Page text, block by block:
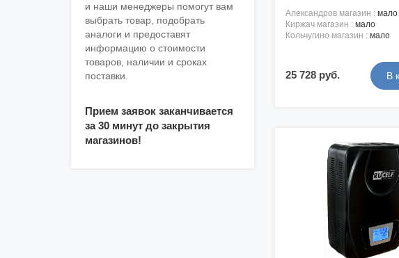
и наши менеджеры помогут вам
выбрать товар, подобрать
аналоги и предоставят
информацию о стоимости
товаров, наличии и сроках
поставки.
Прием заявок заканчивается
за 30 минут до закрытия
магазинов!
александров магазин : мало
киржач магазин : мало
кольчугино магазин : мало
25 728 руб.